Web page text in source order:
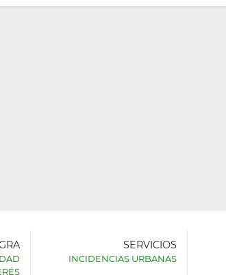
SERVICIOS
INCIDENCIAS URBANAS